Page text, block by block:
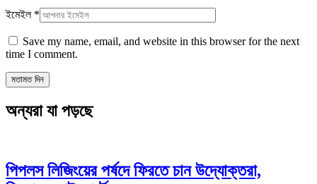
ইমেইল *
Save my name, email, and website in this browser for the next
time I comment.
অন্যরা যা পড়ছে
পিপলস লিজিংয়ের পর্ষদে ফিরতে চান উদ্যোক্তরা,